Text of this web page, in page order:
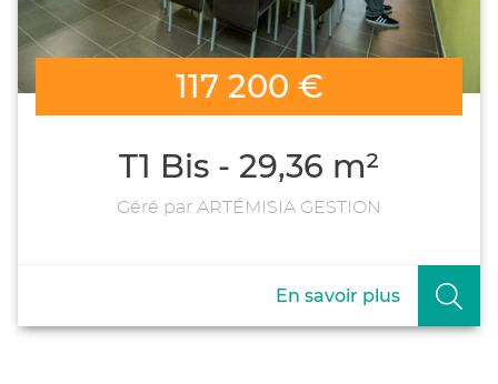
117 200 €
T1 Bis - 29,36 m²
Géré par ARTÉMISIA GESTION
En savoir plus